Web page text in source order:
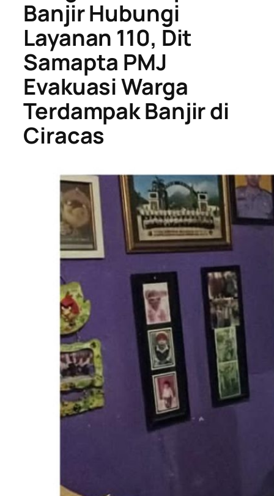
Banjir Hubungi
Layanan 110, Dit
Samapta PMJ
Evakuasi Warga
Terdampak Banjir di
Ciracas